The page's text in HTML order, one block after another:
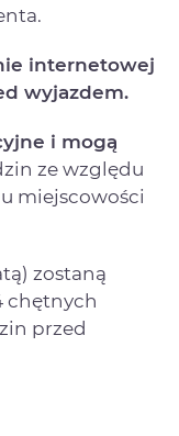
internetowej
wyjazdem.
i mogą
ze względu
miejscowości
zostaną
chętnych
przed